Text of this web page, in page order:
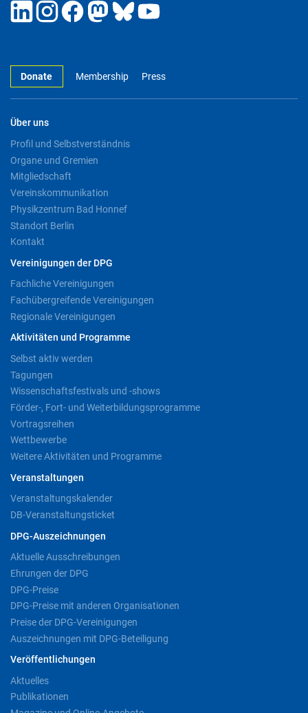
Donate Membership Press
Über uns
Profil und Selbstverständnis
Organe und Gremien
Mitgliedschaft
Vereinskommunikation
Physikzentrum Bad Honnef
Standort Berlin
Kontakt
Vereinigungen der DPG
Fachliche Vereinigungen
Fachübergreifende Vereinigungen
Regionale Vereinigungen
Aktivitäten und Programme
Selbst aktiv werden
Tagungen
Wissenschaftsfestivals und -shows
Förder-, Fort- und Weiterbildungsprogramme
Vortragsreihen
Wettbewerbe
Weitere Aktivitäten und Programme
Veranstaltungen
Veranstaltungskalender
DB-Veranstaltungsticket
DPG-Auszeichnungen
Aktuelle Ausschreibungen
Ehrungen der DPG
DPG-Preise
DPG-Preise mit anderen Organisationen
Preise der DPG-Vereinigungen
Auszeichnungen mit DPG-Beteiligung
Veröffentlichungen
Aktuelles
Publikationen